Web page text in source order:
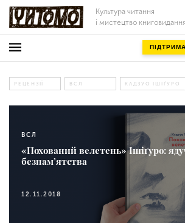
Культура читання
і мистецтво книговидання
РЕЦЕНЗІЇ ВСЛ КАДЗУО ІШІҐУРО
ВСЛ
«Похований велетень» Ішіґуро:
безпам’ятства
12.11.2018